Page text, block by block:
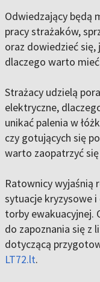
Odwiedzający będą
pracy strażaków,
oraz dowiedzieć
dlaczego warto
Strażacy udzielą
elektryczne,
unikać palenia w
czy gotujących się
warto zaopatrzyć
Ratownicy wyjaśnią
sytuacje kryzysowe
torby ewakuacyjnej.
do zapoznania się
dotyczącą
LT72.lt.